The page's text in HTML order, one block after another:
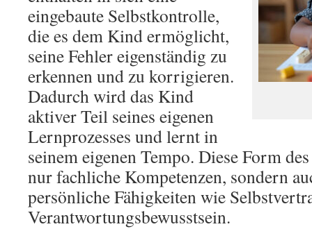
eingebaute Selbstkontrolle,
die es dem Kind ermöglicht,
seine Fehler eigenständig zu
erkennen und zu korrigieren.
Dadurch wird das Kind
aktiver Teil seines eigenen
Lernprozesses und lernt in
seinem eigenen Tempo. Diese Form
nur fachliche Kompetenzen, sondern
persönliche Fähigkeiten wie
Verantwortungsbewusstsein.